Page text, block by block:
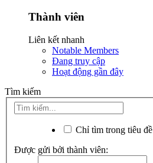
Thành viên
Liên kết nhanh
Notable Members
Đang truy cập
Hoạt động gần đây
Tìm kiếm
Chỉ tìm trong tiêu đề
Được gửi bởi thành viên: